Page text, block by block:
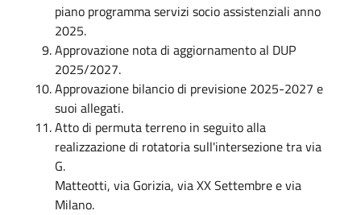
piano programma servizi socio assistenziali anno
2025.
Approvazione nota di aggiornamento al DUP
2025/2027.
Approvazione bilancio di previsione 2025-2027 e
suoi allegati.
Atto di permuta terreno in seguito alla
realizzazione di rotatoria sull'intersezione tra via
G.
Matteotti, via Gorizia, via XX Settembre e via
Milano.